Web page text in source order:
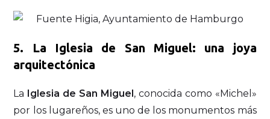
5. La Iglesia de San Miguel: una joya
arquitectónica
La Iglesia de San Miguel, conocida como «Michel»
por los lugareños, es uno de los monumentos más